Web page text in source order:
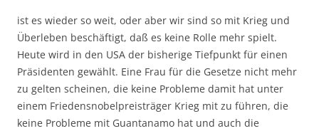
ist es wieder so weit, oder aber wir sind so mit Krieg und
Überleben beschäftigt, daß es keine Rolle mehr spielt.
Heute wird in den USA der bisherige Tiefpunkt für einen
Präsidenten gewählt. Eine Frau für die Gesetze nicht mehr
zu gelten scheinen, die keine Probleme damit hat unter
einem Friedensnobelpreisträger Krieg mit zu führen, die
keine Probleme mit Guantanamo hat und auch die